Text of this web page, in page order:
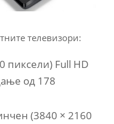
телевизори:
пиксели) Full HD
од 178
(3840 × 2160